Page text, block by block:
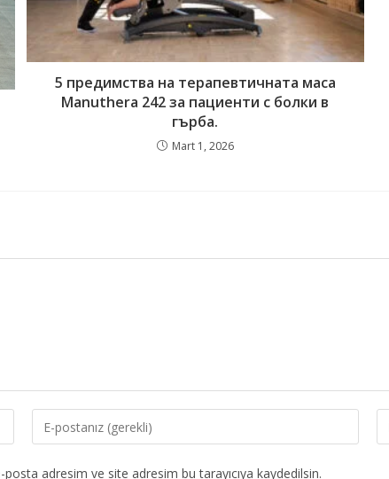
5 предимства на терапевтичната маса
Manuthera 242 за пациенти с болки в
гърба.
Mart 1, 2026
adresim ve site adresim bu tarayıcıya kaydedilsin.